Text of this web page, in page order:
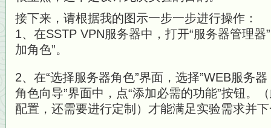
接下来，请根据我的图示一步一步进行操作：
1、在SSTP VPN服务器中，打开“服务器管理器
加角色”。
2、在“选择服务器角色”界面，选择”WEB服务
角色向导”界面中，点“添加必需的功能”按钮。
配置，还需要进行定制）才能满足实验需求并